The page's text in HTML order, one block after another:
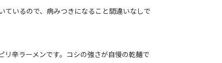
ているので、病みつきになること間違いなしで
リ辛ラーメンです。コシの強さが自慢の乾麺で